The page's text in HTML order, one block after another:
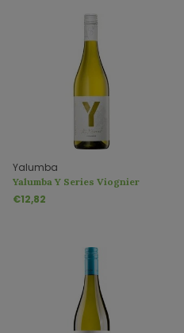
Yalumba
Yalumba Y Series Viognier
€12,82